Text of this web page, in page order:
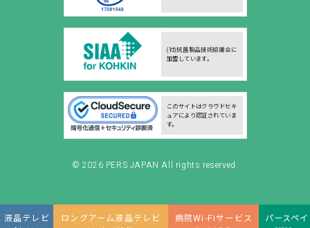
(社)抗菌製品技術協議会に
加盟しています。
このサイトはクラウドセキ
ュアにより認証されていま
す。
© 2026 PERS JAPANAll rights reserved.
液晶テレビ ロングアーム液晶テレビ 病院Wi-Fiサービス パースペイ